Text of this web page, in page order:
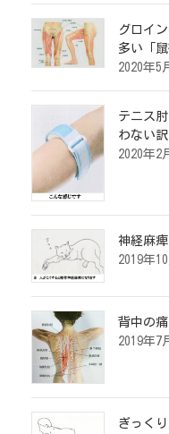
グロイ
多い「
2020年5
テニス
わない
2020年2
神経麻
2019年
背中の
2019年7
ぎっく